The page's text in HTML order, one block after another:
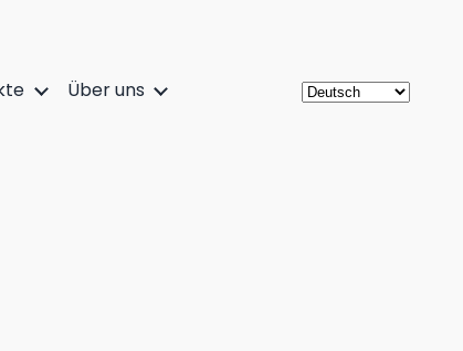
Über uns